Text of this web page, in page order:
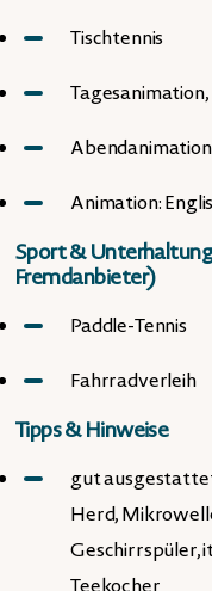
Tischtennis
Animation:
Sport &
Fremdanbieter)
Paddle-Tennis
Fahrradverleih
Tipps & Hinweise
gut
Herd,
Geschirrspüler,